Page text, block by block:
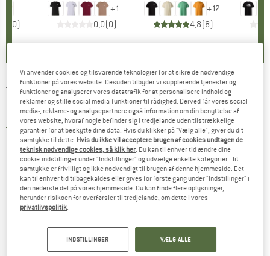
0)
+1
0,0(0)
+12
4,8(8)
THE NORTH FACE -Women's S/S Essential
Oversize Tee - T-shirt
5,0(1)
Vi anvender cookies og tilsvarende teknologier for at sikre de nødvendige
funktioner på vores website. Desuden tilbyder vi supplerende tjenester og
funktioner og analyserer vores datatrafik for at personalisere indhold og
reklamer og stille social media-funktioner til rådighed. Derved får vores social
media-, reklame- og analysepartnere også information om din benyttelse af
vores website, hvoraf nogle befinder sig i tredjelande uden tilstrækkelige
garantier for at beskytte dine data. Hvis du klikker på "Vælg alle", giver du dit
samtykke til dette. Hvis du ikke vil acceptere brugen af cookies undtagen de
teknisk nødvendige cookies, så klik her. Du kan til enhver tid ændre dine
cookie-indstillinger under "Indstillinger" og udvælge enkelte kategorier. Dit
samtykke er frivilligt og ikke nødvendigt til brugen af denne hjemmeside. Det
kan til enhver tid tilbagekaldes eller gives for første gang under "Indstillinger" i
den nederste del på vores hjemmeside. Du kan finde flere oplysninger,
herunder risikoen for overførsler til tredjelande, om dette i vores
privatlivspolitik.
INDSTILLINGER VÆLG ALLE